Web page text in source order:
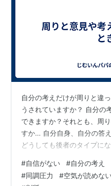
自分の考えだけが周りと違
うされていますか？ 自分の
できますか？それとも、周
すか… 自分自身、自分の答
どうしても後者のタイプに
分だけ目立ちたいんか？な
て、つい考えてしまうんで
#自信がない #自分の考え
#同調圧力 #空気が読めな